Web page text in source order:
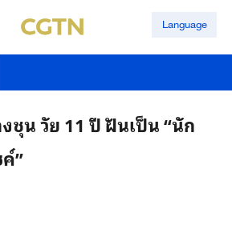
Language
ชุน วัย 11 ปี ฝันเป็น “นัก
”